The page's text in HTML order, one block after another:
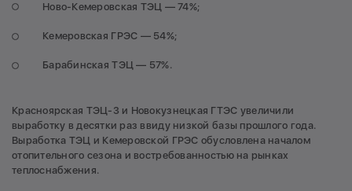
Ново-Кемеровская ТЭЦ — 74%;
Кемеровская ГРЭС — 54%;
Барабинская ТЭЦ — 57%.
Красноярская ТЭЦ-3 и Новокузнецкая ГТЭС увеличили
выработку в десятки раз ввиду низкой базы прошлого года.
Выработка ТЭЦ и Кемеровской ГРЭС обусловлена началом
отопительного сезона и востребованностью на рынках
теплоснабжения.